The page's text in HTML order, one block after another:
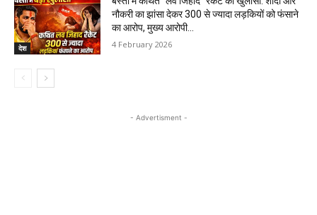
देश
नौकरी का झांसा देकर 300 से ज्यादा लड़कियों को फंसाने
का आरोप, मुख्य आरोपी...
4 February 2026
- Advertisment -